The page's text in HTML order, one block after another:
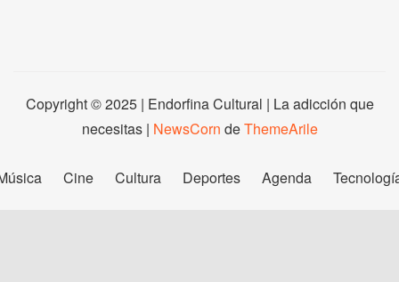
Copyright © 2025 | Endorfina Cultural | La adicción que
necesitas | NewsCorn deThemeArile
Cine Cultura Deportes Agenda